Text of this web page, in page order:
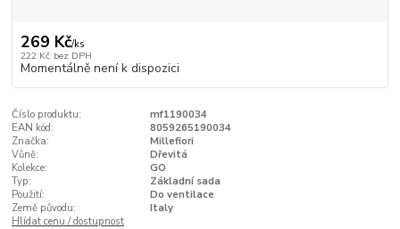
269 Kč/ks
222 Kč bez DPH
Momentálně není k dispozici
Číslo produktu:
mf1190034
EAN kód:
8059265190034
Značka:
Millefiori
Vůně:
Dřevitá
Kolekce:
GO
Typ:
Základní sada
Použití:
Do ventilace
Země původu:
Italy
Hlídat cenu / dostupnost